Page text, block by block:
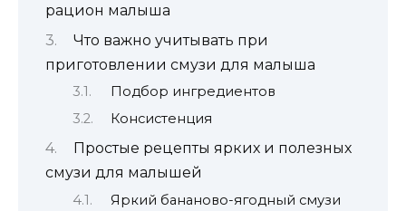
рацион малыша
Что важно учитывать при
приготовлении смузи для малыша
Подбор ингредиентов
Консистенция
Простые рецепты ярких и полезных
смузи для малышей
Яркий бананово-ягодный смузи